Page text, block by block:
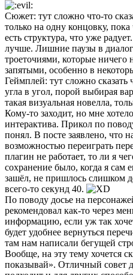
Сюжет: тут сложно что-то
только на одну концовку,
есть структура, что уже
лучше. Лишние паузы в
троеточиями, которые ничего
запятыми, особенно в
Геймплей: тут сложно
угла в угол, порой выбирая
такая визуальная новелла,
Кому-то заходит, но мне
интерактива. Прикол по
понял. В посте заявлено, что
возможностью переиграть
плагин не работает, то ли я
сохранение было, когда я сам
зашёл, не пришлось слишком
всего-то секунд 40.
По поводу досье на
рекомендовал как-то через
информацию, если уж так
будет удобнее вернуться
там нам написали бегущей
Вообще, на эту тему хочется
показывай». Отличный совет